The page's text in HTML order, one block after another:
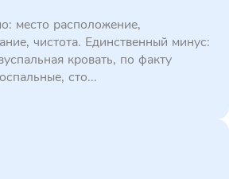
место расположение,
чистота. Единственный минус:
кровать, по факту
сто...